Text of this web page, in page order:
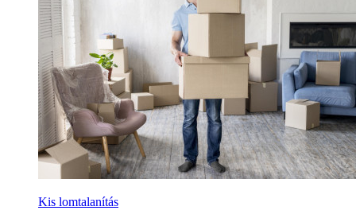
Kis lomtalanítás